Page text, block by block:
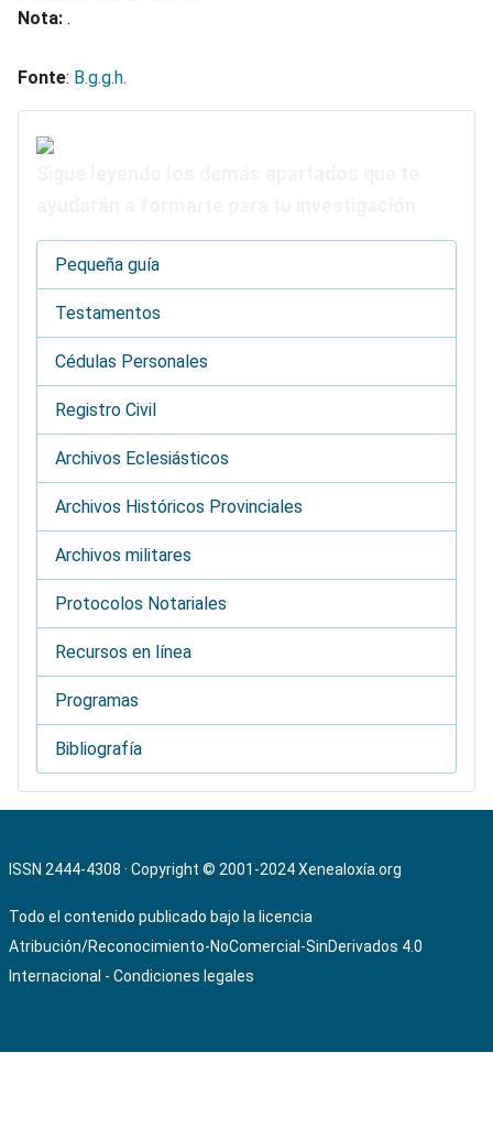
Nota: .
Fonte: B.g.g.h.
Pequeña guía
Testamentos
Cédulas Personales
Registro Civil
Archivos Eclesiásticos
Archivos Históricos Provinciales
Archivos militares
Protocolos Notariales
Recursos en línea
Programas
Bibliografía
ISSN 2444-4308 · Copyright © 2001-2024Xenealoxía.org
Todo el contenido publicado bajo la licencia
Atribución/Reconocimiento-NoComercial-SinDerivados 4.0
Internacional - Condiciones legales